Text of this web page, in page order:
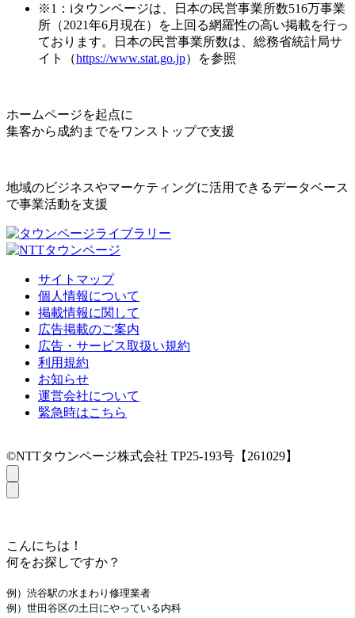
※1：iタウンページは、日本の民営事業所数516万事業
所（2021年6月現在）を上回る網羅性の高い掲載を行っ
ております。日本の民営事業所数は、総務省統計局サ
イト（https://www.stat.go.jp）を参照
ホームページを起点に
集客から成約までをワンストップで支援
地域のビジネスやマーケティングに活用できるデータベース
で事業活動を支援
サイトマップ
個人情報について
掲載情報に関して
広告掲載のご案内
広告・サービス取扱い規約
利用規約
お知らせ
運営会社について
緊急時はこちら
©NTTタウンページ株式会社 TP25-193号【261029】
こんにちは！
何をお探しですか？
例）渋谷駅の水まわり修理業者
例）世田谷区の土日にやっている内科